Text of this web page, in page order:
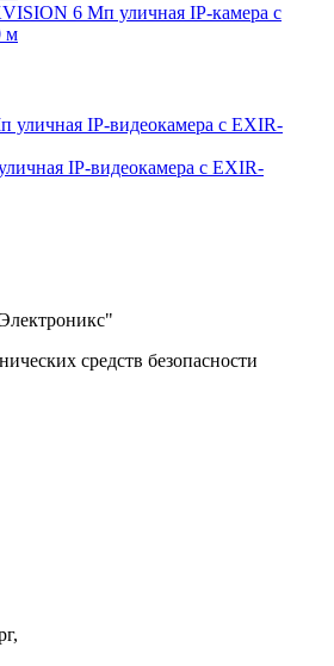
6 Мп уличная IP-камера с
м
IP-видеокамера с EXIR-
средств безопасности